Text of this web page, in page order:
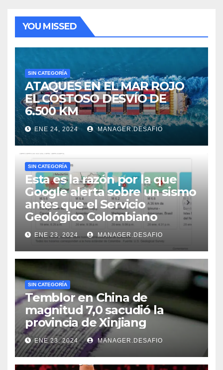
YOU MISSED
SIN CATEGORÍA
ATAQUES EN EL MAR ROJO
EL COSTOSO DESVÍO DE
6.500 KM
ENE 24, 2024 MANAGER.DESAFIO
SIN CATEGORÍA
Esta es la razón por la que
Google alerta sobre un sismo
antes que el Servicio
Geológico Colombiano
ENE 23, 2024 MANAGER.DESAFIO
SIN CATEGORÍA
Temblor en China de
magnitud 7,0 sacudió la
provincia de Xinjiang
ENE 23, 2024 MANAGER.DESAFIO